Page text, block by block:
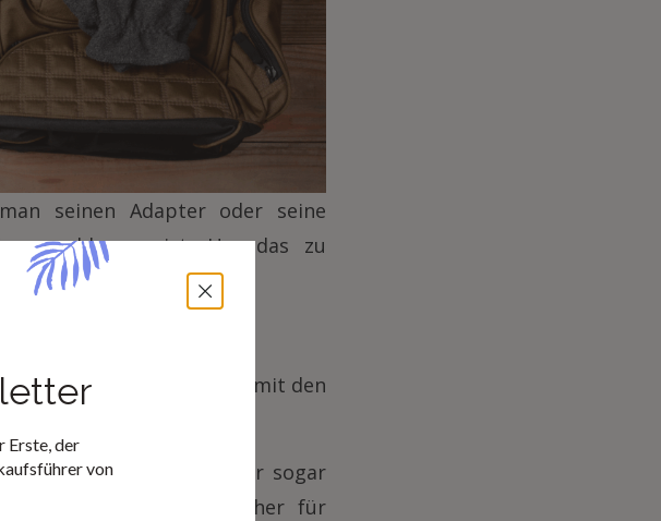
seinen Adapter oder seine
geschlossen ist. Um das zu
und kompatibel mit den
Stadtbummel oder sogar
über sichere Fächer für
Erste, der
von